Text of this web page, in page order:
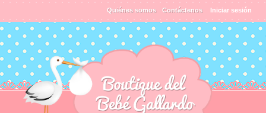
Iniciar sesión
Quiénes somos Contáctenos